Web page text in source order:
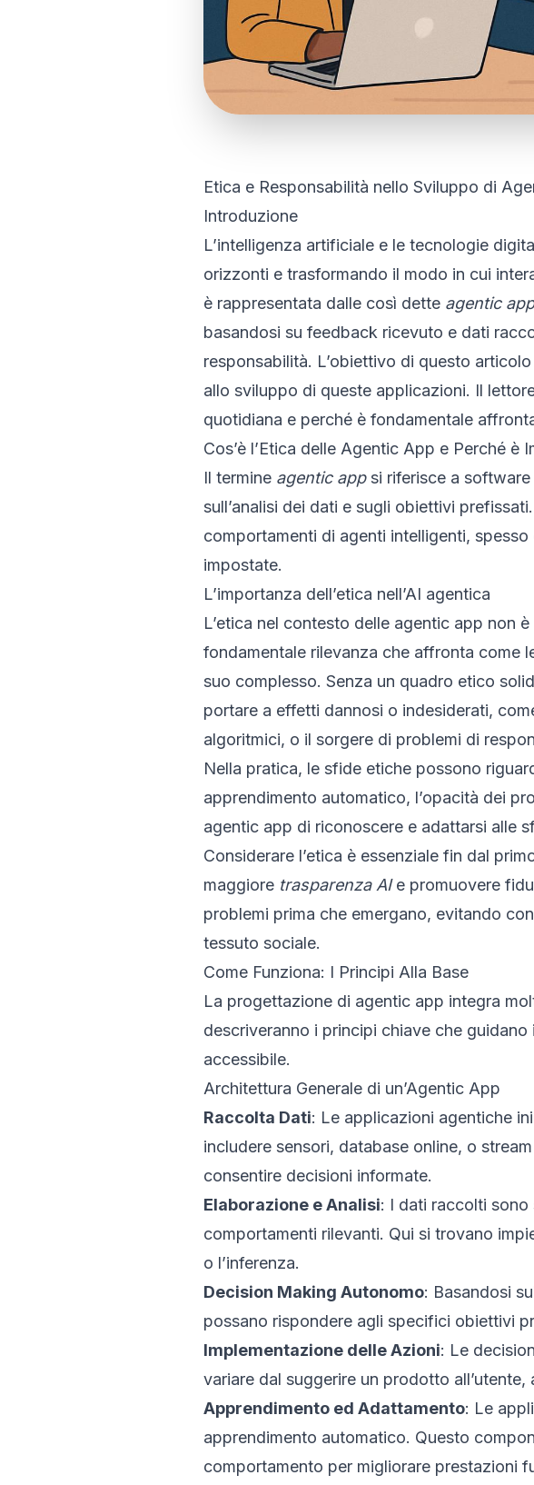
Etica e Responsabilità nello Sviluppo di
Introduzione
L’intelligenza artificiale e le tecnologie
orizzonti e trasformando il modo in cui
è rappresentata dalle così dette agentic app
basandosi su feedback ricevuto e dati
responsabilità. L’obiettivo di questo
allo sviluppo di queste applicazioni. Il
quotidiana e perché è fondamentale
Cos’è l’Etica delle Agentic App e Perché è
Il termine agentic appsi riferisce a software
sull’analisi dei dati e sugli obiettivi
comportamenti di agenti intelligenti,
impostate.
L’importanza dell’etica nell’AI agentica
L’etica nel contesto delle agentic app non
fondamentale rilevanza che affronta come
suo complesso. Senza un quadro etico
portare a effetti dannosi o indesiderati,
algoritmici, o il sorgere di problemi di
Nella pratica, le sfide etiche possono
apprendimento automatico, l’opacità dei
agentic app di riconoscere e adattarsi alle
Considerare l’etica è essenziale fin dal
maggiore trasparenza AIe promuovere
problemi prima che emergano, evitando
tessuto sociale.
Come Funziona: I Principi Alla Base
La progettazione di agentic app integra
descriveranno i principi chiave che
accessibile.
Architettura Generale di un’Agentic App
Raccolta Dati: Le applicazioni agentiche
includere sensori, database online, o
consentire decisioni informate.
Elaborazione e Analisi: I dati raccolti
comportamenti rilevanti. Qui si trovano
o l’inferenza.
Decision Making Autonomo: Basandosi
possano rispondere agli specifici obiettivi
Implementazione delle Azioni: Le
variare dal suggerire un prodotto
Apprendimento ed Adattamento: Le
apprendimento automatico. Questo
comportamento per migliorare prestazioni